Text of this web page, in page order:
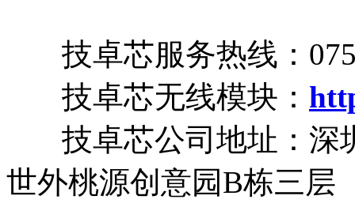
技卓芯服务热线：
技卓芯无线模块：
技卓芯公司地址：深
世外桃源创意园B栋三层